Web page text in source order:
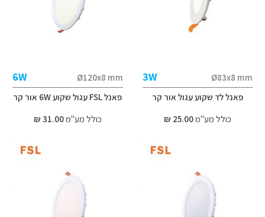
Ø83x8 mm
3W
פאנל לד שקוע עגול אור קר
כולל מע"מ25.00 ₪
Ø120x8 mm
6W
פאנל FSL עגול שקוע 6W אור קר
כולל מע"מ31.00 ₪